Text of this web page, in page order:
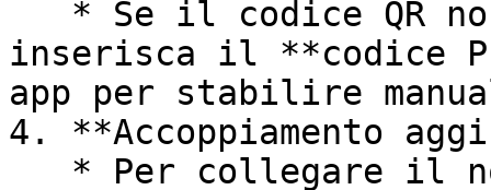
inserisca il **codice
app per stabilire
4. **Accoppiamento